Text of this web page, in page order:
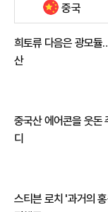
중국
희토류 다음은 광모듈
산
중국산 에어콘을 웃돈
디
스티븐 로치 '과거의